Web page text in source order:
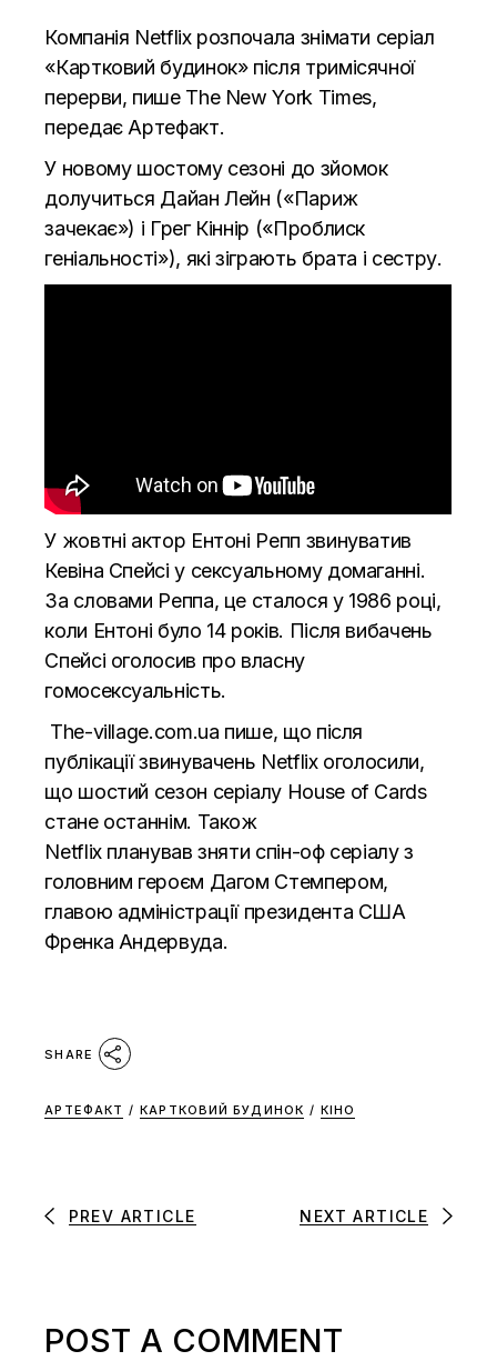
Компанія Netflix розпочала знімати серіал
«Картковий будинок» після тримісячної
перерви, пишеThe New York Times,
передає Артефакт.
У новому шостому сезоні до зйомок
долучиться Дайан Лейн («Париж
зачекає») і Грег Кіннір («Проблиск
геніальності»), які зіграють брата і сестру.
У жовтні актор Ентоні Репп звинуватив
Кевіна Спейсі у сексуальному домаганні.
За словами Реппа, це сталося у 1986 році,
коли Ентоні було 14 років. Після вибачень
Спейсі оголосив про власну
гомосексуальність.
The-village.com.ua пише, що після
публікації звинувачень Netflix оголосили,
що шостий сезон серіалу House of Cards
стане останнім. Також
Netflix планував зняти спін-оф серіалу з
головним героєм Дагом Стемпером,
главою адміністрації президента США
Френка Андервуда.
SHARE
АРТЕФАКТ / КАРТКОВИЙ БУДИНОК / КІНО
PREV ARTICLE NEXT ARTICLE
POST A COMMENT